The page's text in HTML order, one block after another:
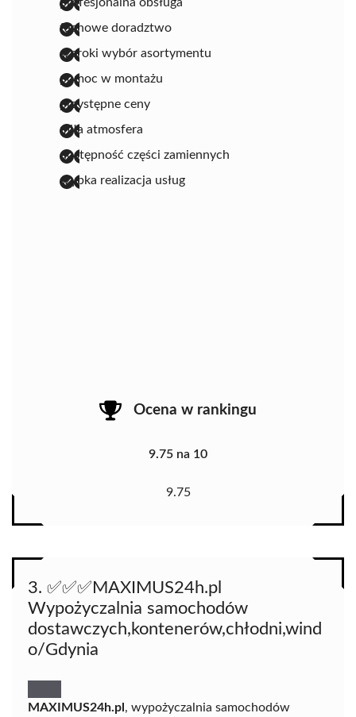
profesjonalna obsługa
fachowe doradztwo
szeroki wybór asortymentu
pomoc w montażu
przystępne ceny
miła atmosfera
dostępność części zamiennych
szybka realizacja usług
Ocena w rankingu
9.75 na 10
9.75
3. ✅️✅️✅️MAXIMUS24h.pl
Wypożyczalnia samochodów
dostawczych,kontenerów,chłodni,wind
o/Gdynia
MAXIMUS24h.pl , wypożyczalnia samochodów